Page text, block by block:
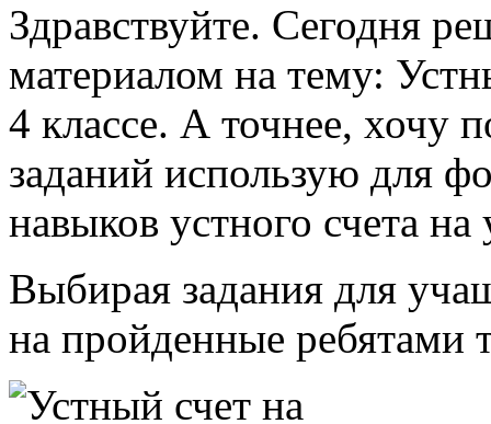
Здравствуйте. Сегодня
материалом на тему:
4 классе. А точнее, хочу
заданий использую для
навыков устного счета
Выбирая задания для
на пройденные ребятами